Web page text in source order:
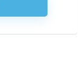
Nécessaire